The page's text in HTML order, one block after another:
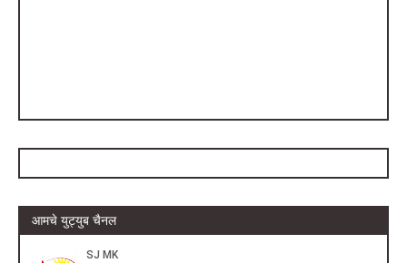
आमचे युट्युब चैनल